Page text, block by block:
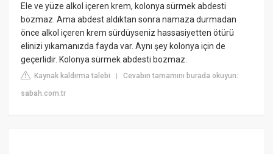
Ele ve yüze alkol içeren krem, kolonya sürmek abdesti
bozmaz. Ama abdest aldıktan sonra namaza durmadan
önce alkol içeren krem sürdüyseniz hassasiyetten ötürü
elinizi yıkamanızda fayda var. Aynı şey kolonya için de
geçerlidir. Kolonya sürmek abdesti bozmaz.
Kaynak kaldırma talebi |Cevabın tamamını burada okuyun:
sabah.com.tr